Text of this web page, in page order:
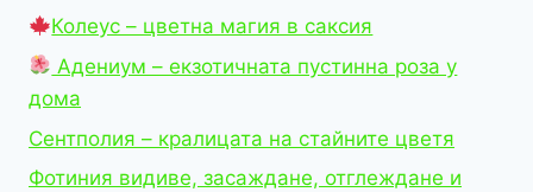
Колеус – цветна магия в саксия
Адениум – екзотичната пустинна роза у
дома
Сентполия – кралицата на стайните цветя
Фотиния видиве, засаждане, отглеждане и